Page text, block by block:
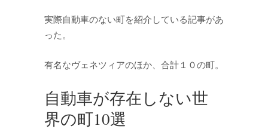
実際自動車のない町を紹介している記事があ
った。
有名なヴェネツィアのほか、合計１０の町。
自動車が存在しない世
界の町10選